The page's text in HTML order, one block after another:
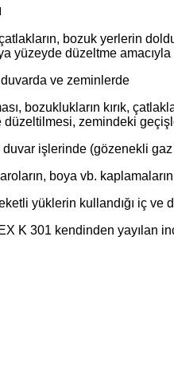
bozuk yerlerin
yüzeyde düzeltme amacıyla
duvarda ve zeminlerde
bozuklukların kırık,
düzeltilmesi, zemindeki
işlerinde (gözenekli
boya vb.
yüklerin kullandığı iç
K 301 kendinden yayılan